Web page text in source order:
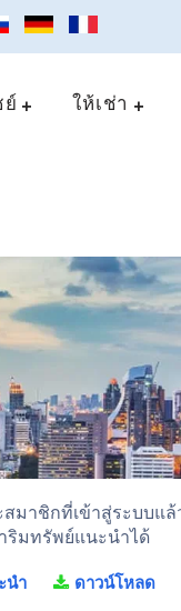
ให้เช่า
สมาชิกที่เข้าสู่ระบบแ
ริมทรัพย์แนะนำได้
นำ ดาวน์โหลด